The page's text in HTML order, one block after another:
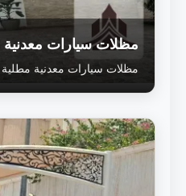
مظلات سيارات معدنية
مظلات سيارات معدنية مطلية